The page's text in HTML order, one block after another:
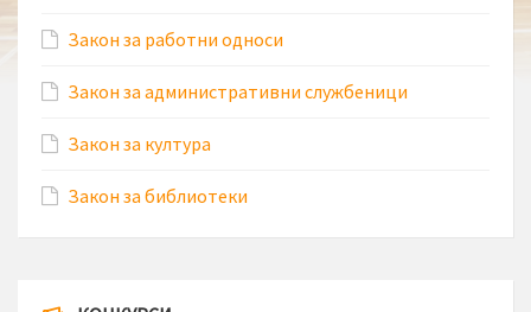
Закон за работни односи
Закон за административни службеници
Закон за култура
Закон за библиотеки